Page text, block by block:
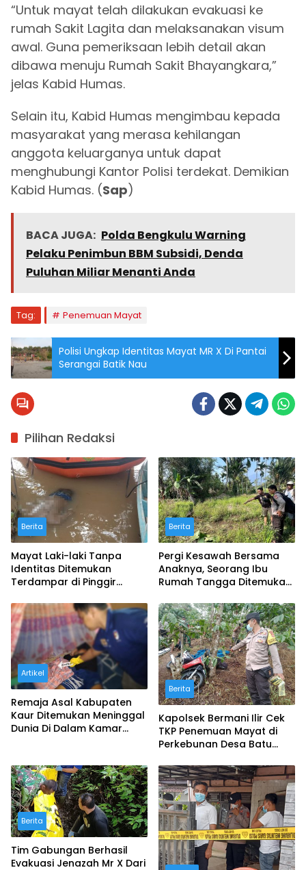
“Untuk mayat telah dilakukan evakuasi ke
rumah Sakit Lagita dan melaksanakan visum
awal. Guna pemeriksaan lebih detail akan
dibawa menuju Rumah Sakit Bhayangkara,”
jelas Kabid Humas.
Selain itu, Kabid Humas mengimbau kepada
masyarakat yang merasa kehilangan
anggota keluarganya untuk dapat
menghubungi Kantor Polisi terdekat. Demikian
Kabid Humas. (Sap)
BACA JUGA: Polda Bengkulu Warning
Pelaku Penimbun BBM Subsidi, Denda
Puluhan Miliar Menanti Anda
Tag: Penemuan Mayat
Polisi Ungkap Identitas Mayat MR X Di Pantai
Serangai Batik Nau
Pilihan Redaksi
Berita
Mayat Laki-laki Tanpa
Identitas Ditemukan
Terdampar di Pinggir
Berita
Pergi Kesawah Bersama
Anaknya, Seorang Ibu
Rumah Tangga Ditemukan
Artikel
Remaja Asal Kabupaten
Kaur Ditemukan Meninggal
Dunia Di Dalam Kamar
Berita
Kapolsek Bermani Ilir Cek
TKP Penemuan Mayat di
Perkebunan Desa Batu
Berita
Tim Gabungan Berhasil
Evakuasi Jenazah Mr X Dari